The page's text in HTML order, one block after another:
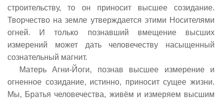
строительству, то он приносит высшее созидание.
Творчество на земле утверждается этими Носителями
огней. И только познавший вмещение высших
измерений может дать человечеству насыщенный
сознательный магнит.
Матерь Агни-Йоги, познав высшее измерение и
огненное созидание, истинно, приносит сущее жизни.
Мы, Братья человечества, живём и измеряем высшим